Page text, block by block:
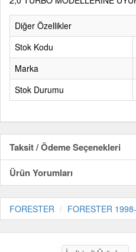
Diğer Özellikler
Stok Kodu
Marka
Stok Durumu
Taksit / Ödeme Seçenekleri
Ürün Yorumları
FORESTER FORESTER